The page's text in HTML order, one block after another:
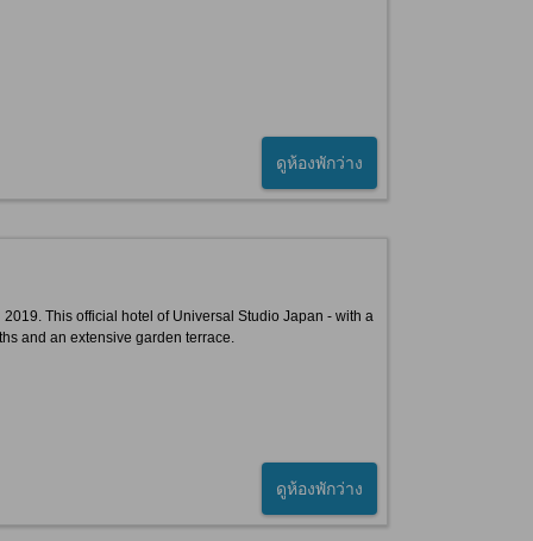
ดูห้องพักว่าง
This official hotel of Universal Studio Japan - with a
and an extensive garden terrace.
ดูห้องพักว่าง